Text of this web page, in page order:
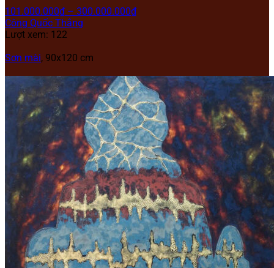
101.000.000₫ – 300.000.000₫
Công Quốc Thắng
Lượt xem: 122
Sơn mài, 90x120 cm